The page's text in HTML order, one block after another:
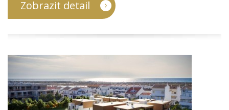
Zobrazit detail